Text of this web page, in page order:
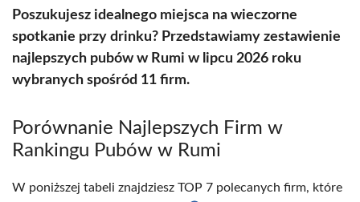
Poszukujesz idealnego miejsca na wieczorne
spotkanie przy drinku? Przedstawiamy zestawienie
najlepszych pubów w Rumi w lipcu 2026 roku
wybranych spośród 11 firm.
Porównanie Najlepszych Firm w
Rankingu Pubów w Rumi
W poniższej tabeli znajdziesz TOP 7 polecanych firm, które